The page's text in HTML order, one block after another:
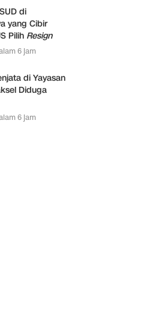
di
yang Cibir
Pilih Resign
6 jam
di Yayasan
Diduga
6 jam